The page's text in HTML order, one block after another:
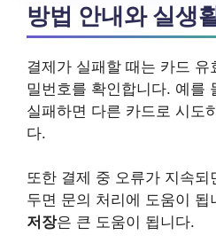
방법 안내와 실생
결제가 실패할 때는 카드 유
밀번호를 확인합니다. 예를
실패하면 다른 카드로 시도
다.
또한 결제 중 오류가 지속되
두면 문의 처리에 도움이 됩
저장은 큰 도움이 됩니다.